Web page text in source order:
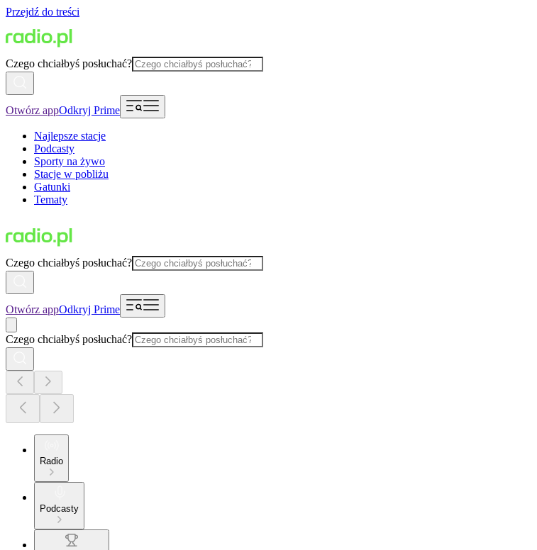
Przejdź do treści
Czego chciałbyś posłuchać?
Otwórz appOdkryj Prime
Najlepsze stacje
Podcasty
Sporty na żywo
Stacje w pobliżu
Gatunki
Tematy
Czego chciałbyś posłuchać?
Otwórz appOdkryj Prime
Czego chciałbyś posłuchać?
Radio
Podcasty